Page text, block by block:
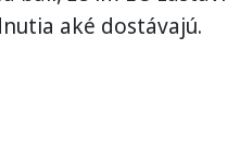
aké dostávajú.